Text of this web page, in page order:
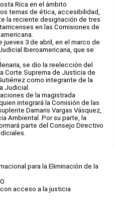
Rica en el ámbito
temas de ética, accesibilidad,
la reciente designación de tres
en las Comisiones de
3 de abril, en el marco de
Iberoamericana, que se
se dio la reelección del
Corte Suprema de Justicia de
como integrante de la
Judicial.
de la magistrada
integrará la Comisión de las
Damaris Vargas Vásquez,
Ambiental. Por su parte, la
parte del Consejo Directivo
para la Eliminación de la
acceso a la justicia